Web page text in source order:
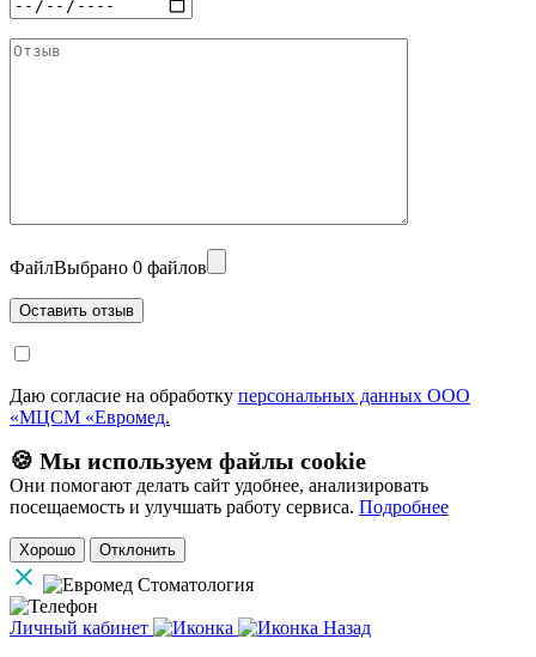
ФайлВыбрано 0 файлов
Даю согласие на обработку персональных данных ООО
«МЦСМ «Евромед.
🍪 Мы используем файлы cookie
Они помогают делать сайт удобнее, анализировать
посещаемость и улучшать работу сервиса. Подробнее
Хорошо Отклонить
Личный кабинет
Назад